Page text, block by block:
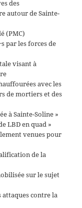
des
autour de Sainte-
(PMC)
par les forces de
visant à
avec les
de mortiers et des
à Sainte-Soline »
LBD en quad »
venues pour
de la
sur le sujet
contre la